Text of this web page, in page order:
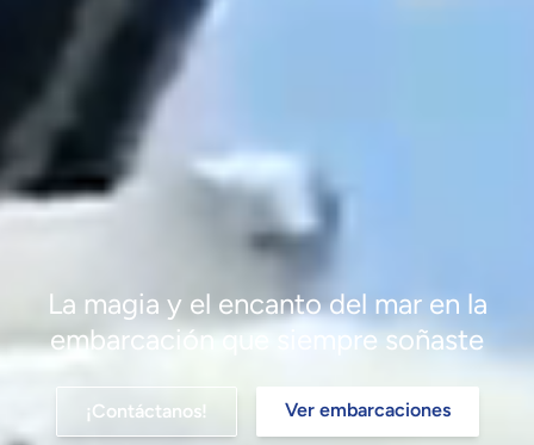
La magia y el encanto del mar en la
embarcación que siempre soñaste
¡Contáctanos! Ver embarcaciones